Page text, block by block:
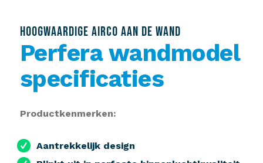
HOOGWAARDIGE AIRCO AAN DE WAND
Perfera wandmodel
specificaties
Productkenmerken:
Aantrekkelijk design